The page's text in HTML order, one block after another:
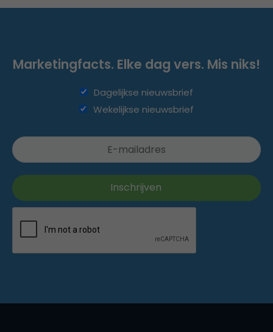
Marketingfacts. Elke dag vers. Mis niks!
Dagelijkse nieuwsbrief
Wekelijkse nieuwsbrief